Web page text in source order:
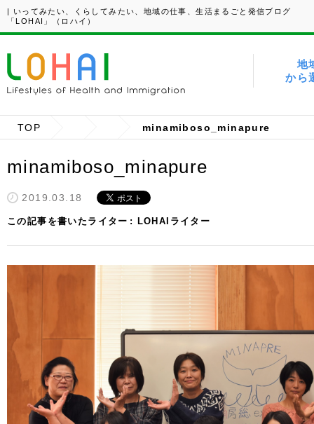
| いってみたい、くらしてみたい、地域の仕事、生活まるごと発信ブログ
「LOHAI」（ロハイ）
地
から
TOP minamiboso_minapure
minamiboso_minapure
2019.03.18
この記事を書いたライター LOHAIライター